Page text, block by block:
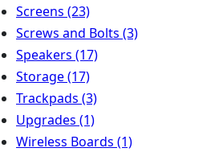
Screens (23)
Screws and Bolts (3)
Speakers (17)
Storage(17)
Trackpads (3)
Upgrades (1)
Wireless Boards (1)